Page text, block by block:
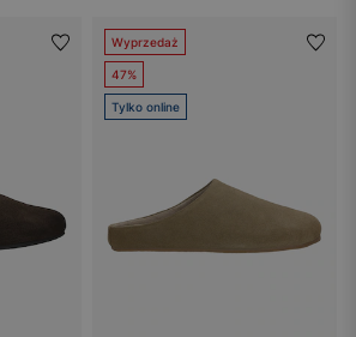
Wyprzedaż
47%
Tylko online